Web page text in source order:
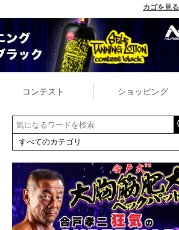
カゴを見る
コンテスト ショッピング